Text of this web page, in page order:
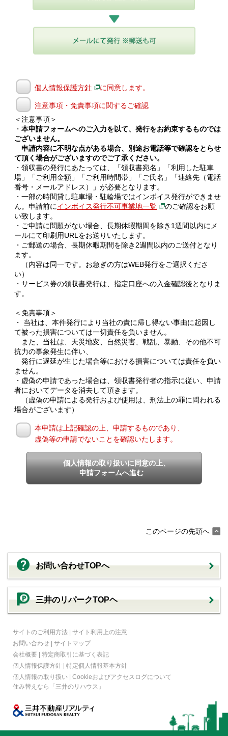
個人情報保護方針 に同意します。
注意事項・免責事項に関するご確認
＜注意事項＞
・ 本申請フォームへのご入力を以て、発行をお約束するものでは
ございません。
申請内容に不明な点がある場合、別途お電話等で確認をとらせ
て頂く場合がございますのでご了承ください。
・領収書の発行にあたっては、「領収書宛名」「利用した駐車
場」「ご利用金額」「ご利用時間帯」「ご氏名」「連絡先（電話
番号・メールアドレス）」が必要となります。
・一部の時間貸し駐車場・駐輪場ではインボイス発行ができませ
ん。申請前にインボイス発行不可事業地一覧
のご確認をお願
い致します。
・ご申請に問題がない場合、長期休暇期間を除き1週間以内にメ
ールにて印刷用URLをお送りいたします。
・ご郵送の場合、長期休暇期間を除き2週間以内のご送付となり
ます。
（内容は同一です。お急ぎの方はWEB発行をご選択くださ
い）
・サービス券の領収書発行は、指定口座への入金確認後となりま
す。
＜免責事項＞
・ 当社は、本件発行により当社の責に帰し得ない事由に起因し
て被った損害については一切責任を負いません。
また、当社は、天災地変、自然災害、戦乱、暴動、その他不可
抗力の事象発生に伴い、
発行に遅延が生じた場合等における損害については責任を負い
ません。
・虚偽の申請であった場合は、領収書発行者の指示に従い、申請
者においてデータを消去して頂きます。
（虚偽の申請による発行および使用は、刑法上の罪に問われる
場合がございます）
本申請は上記確認の上、申請するものであり、
虚偽等の申請でないことを確認いたします。
個人情報の取り扱いに同意の上、
申請フォームへ進む
このページの先頭へ
お問い合わせTOPへ
三井のリパークTOPヘ
サイトのご利用方法 | サイト利用上の注意
お問い合わせ | サイトマップ
会社概要 | 特定商取引に基づく表記
個人情報保護方針 | 特定個人情報基本方針
個人情報の取り扱い | Cookieおよびアクセスログについて
住み替えなら
「三井のリハウス」